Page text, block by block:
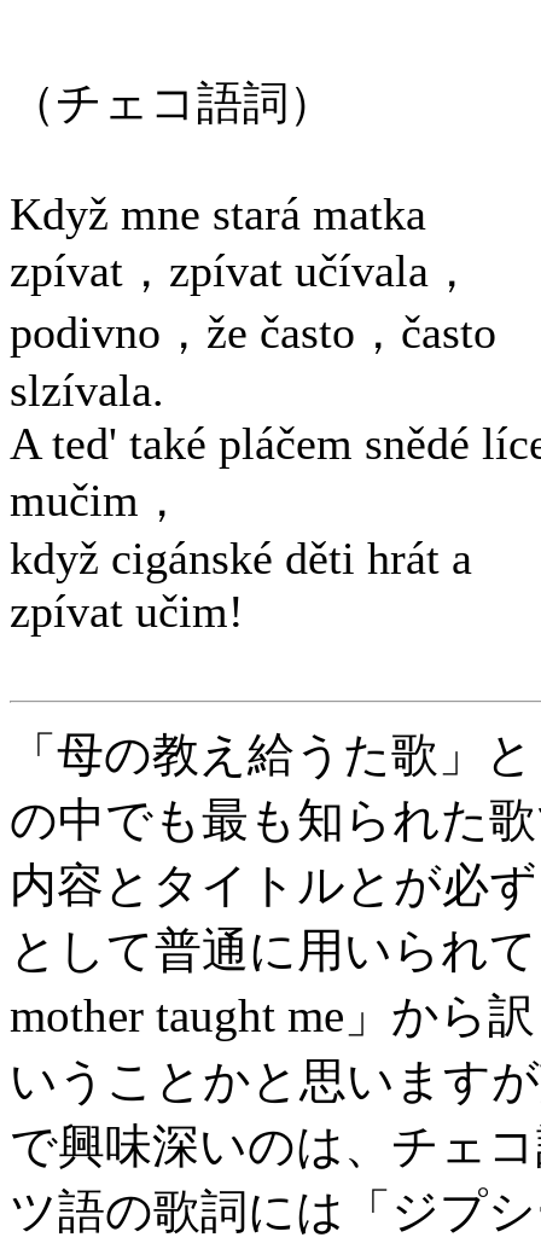
（チェコ語詞）
Když mne stará matka
zpívat，zpívat učívala，
podivno，že často，často
slzívala.
A ted' také pláčem snědé
mučim，
když cigánské děti hrát a
zpívat učim!
「母の教え給うた歌」
の中でも最も知られた
内容とタイトルとが必
として普通に用いられ
mother taught me」から
いうことかと思います
で興味深いのは、チェ
ツ語の歌詞には「ジプ